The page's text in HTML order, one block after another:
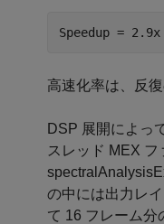
高速化率は、反
DSP 展開によっ
スレッド MEX
の中には出力レ
て 16 フレーム分